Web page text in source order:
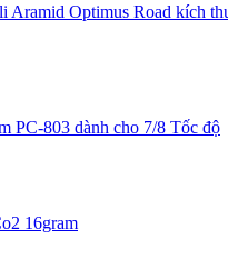
Aramid Optimus Road kích
PC-803 dành cho 7/8 Tốc độ
16gram